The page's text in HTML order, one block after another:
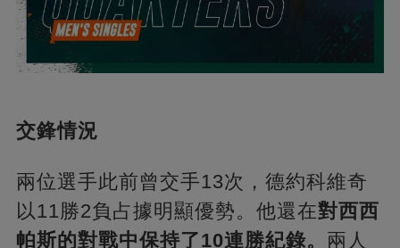
交鋒情況
兩位選手此前曾交手13次，德約科維奇
以11勝2負占據明顯優勢。他還在對西西
帕斯的對戰中保持了10連勝紀錄。 兩人